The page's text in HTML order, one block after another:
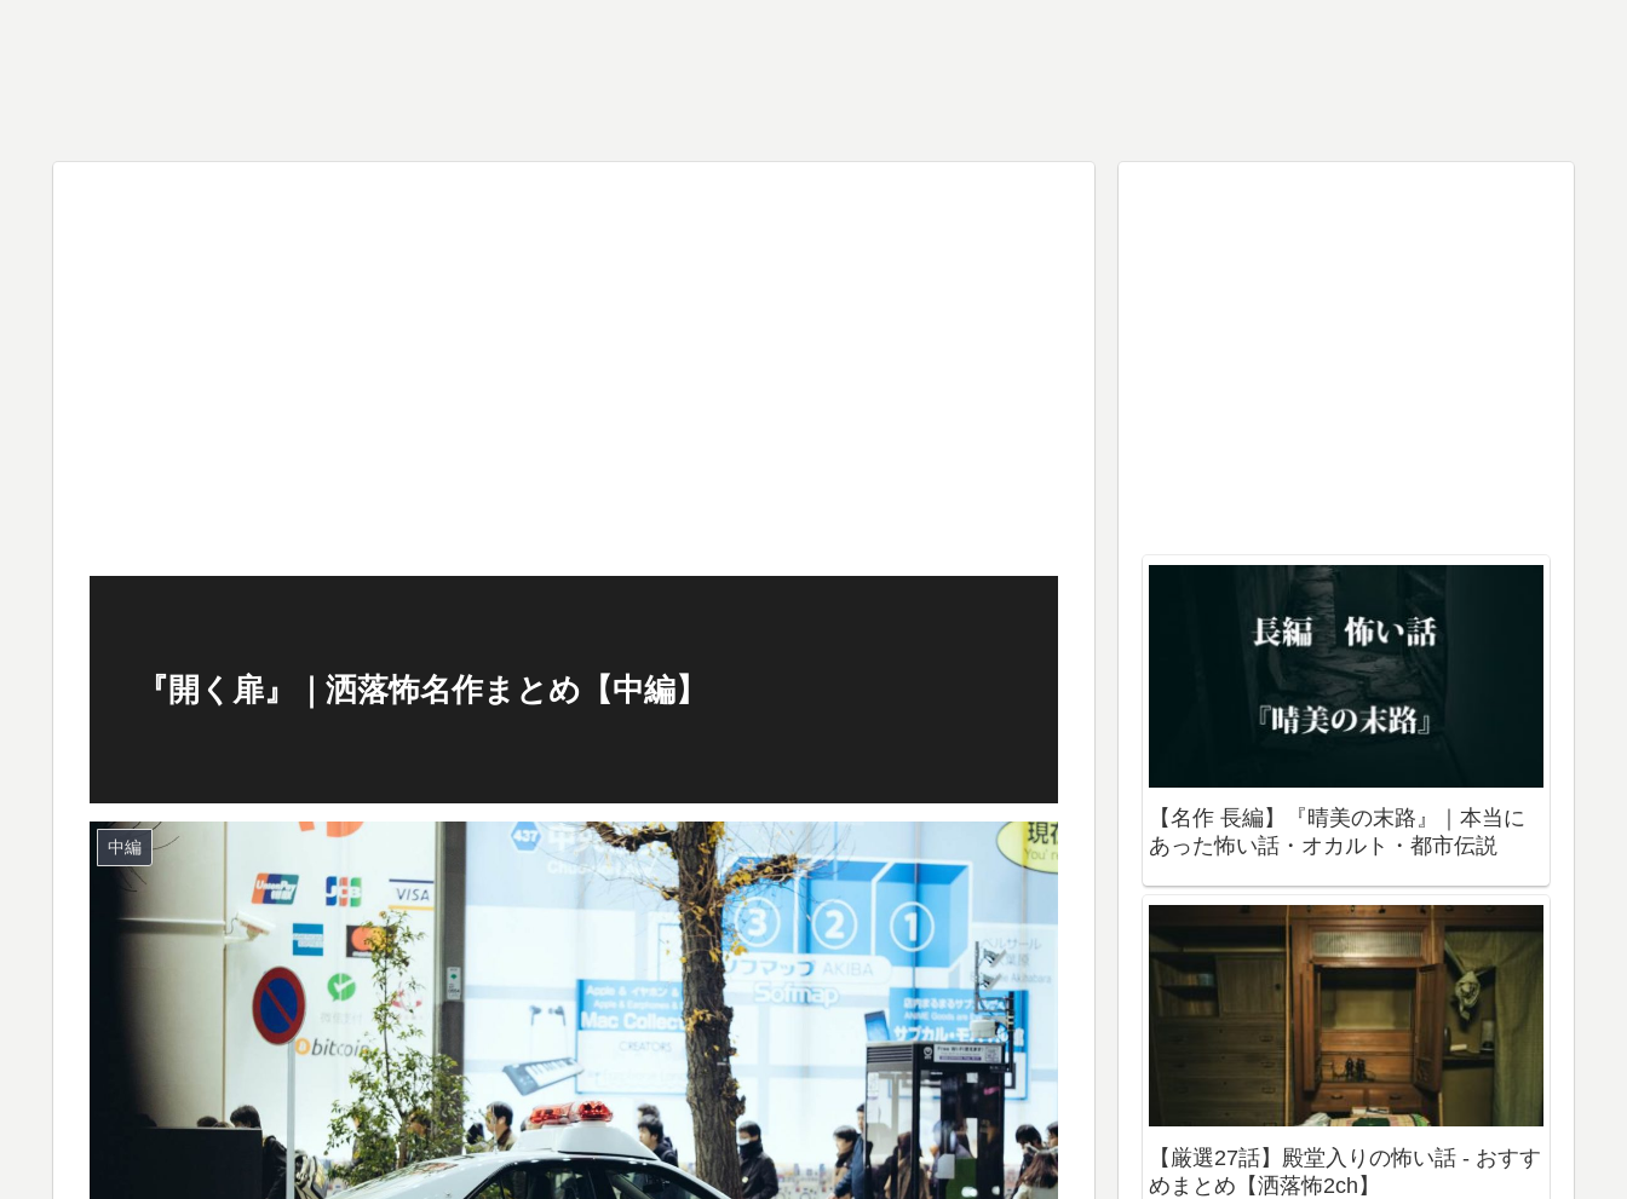
『開く扉』｜洒落怖名作まとめ【中編】
中編
【名作 長編】『晴美の末路』｜本当に
あった怖い話・オカルト・都市伝説
【厳選27話】殿堂入りの怖い話 - おすす
めまとめ【洒落怖2ch】